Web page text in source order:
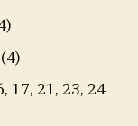
17, 21, 23, 24